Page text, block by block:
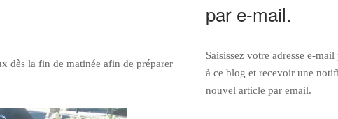
dès la fin de matinée afin de préparer
par e-mail.
Saisissez votre adresse e-
à ce blog et recevoir une
nouvel article par email.